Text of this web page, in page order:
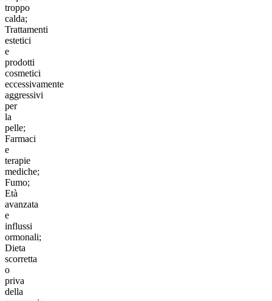
troppo
calda;
Trattamenti
estetici
e
prodotti
cosmetici
eccessivamente
aggressivi
per
la
pelle;
Farmaci
e
terapie
mediche;
Fumo;
Età
avanzata
e
influssi
ormonali;
Dieta
scorretta
o
priva
della